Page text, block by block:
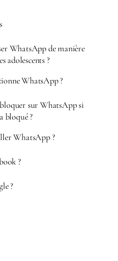
WhatsApp de manière
adolescents ?
WhatsApp ?
sur WhatsApp si
bloqué ?
WhatsApp ?
?
?